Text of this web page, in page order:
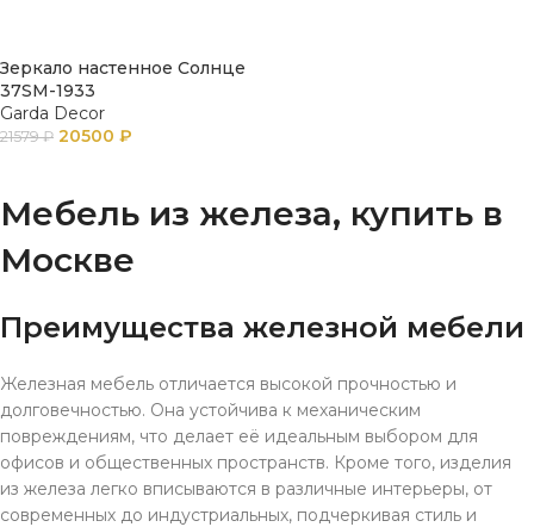
Зеркало настенное Солнце
37SM-1933
Garda Decor
21579₽ 20500 ₽
Мебель из железа, купить в
Москве
Преимущества железной мебели
Железная мебель отличается высокой прочностью и
долговечностью. Она устойчива к механическим
повреждениям, что делает её идеальным выбором для
офисов и общественных пространств. Кроме того, изделия
из железа легко вписываются в различные интерьеры, от
современных до индустриальных, подчеркивая стиль и